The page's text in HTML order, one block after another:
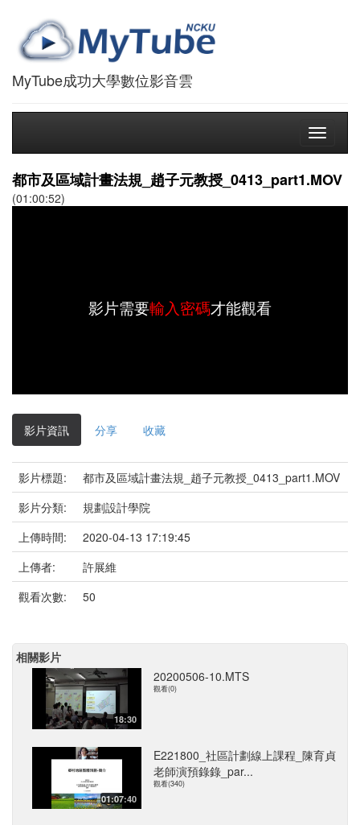
MyTube成功大學數位影音雲
Toggle
都市及區域計畫法規_趙子元教授_0413_part1.MOV
(01:00:52)
影片需要輸入密碼才能觀看
影片資訊 分享 收藏
影片標題:
都市及區域計畫法規_趙子元教授_0413_part1.MOV
影片分類:
規劃設計學院
上傳時間:
2020-04-13 17:19:45
上傳者:
許展維
觀看次數:
50
相關影片
18:30
20200506-10.MTS
觀看(0)
01:07:40
E221800_社區計劃線上課程_陳育貞
老師演預錄錄_par...
觀看(340)